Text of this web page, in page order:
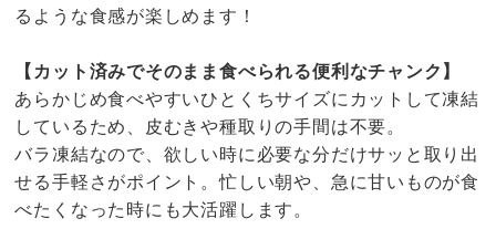
るような食感が楽しめます！
【カット済みでそのまま食べられる便利なチャンク】
あらかじめ食べやすいひとくちサイズにカットして凍結
しているため、皮むきや種取りの手間は不要。
バラ凍結なので、欲しい時に必要な分だけサッと取り出
せる手軽さがポイント。忙しい朝や、急に甘いものが食
べたくなった時にも大活躍します。